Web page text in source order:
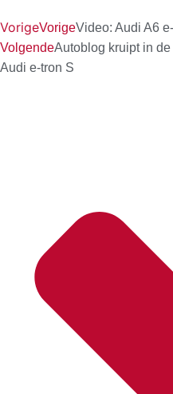
VorigeVorigeVideo: Audi A6
VolgendeAutoblog kruipt in
Audi e-tron S